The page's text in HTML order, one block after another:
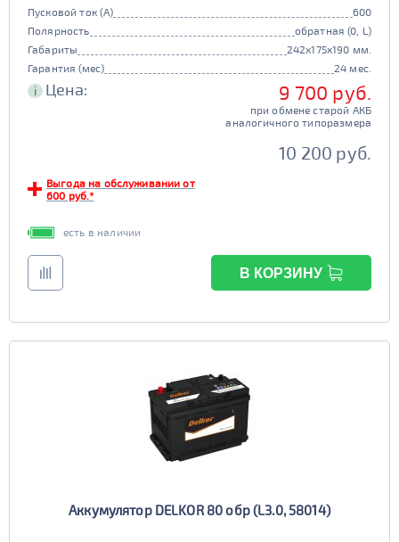
Пусковой ток (А)
600
Полярность
обратная (0, L)
Габариты
242x175x190 мм.
Гарантия (мес)
24 мес.
i Цена: 9 700 руб.
при обмене старой АКБ
аналогичного типоразмера
10 200 руб.
Выгода на обслуживании от
600 руб.*
есть в наличии
В КОРЗИНУ
Аккумулятор DELKOR 80 обр (L3.0, 58014)